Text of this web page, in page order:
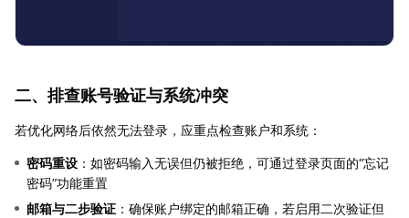
二、排查账号验证与系统冲突
若优化网络后依然无法登录，应重点检查账户和系统：
密码重设 ：如密码输入无误但仍被拒绝，可通过登录页面的“忘记
密码”功能重置
邮箱与二步验证 ：确保账户绑定的邮箱正确，若启用二次验证但